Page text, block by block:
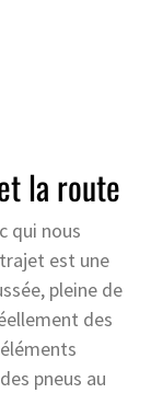
la route
qui nous
est une
pleine de
des
pneus au